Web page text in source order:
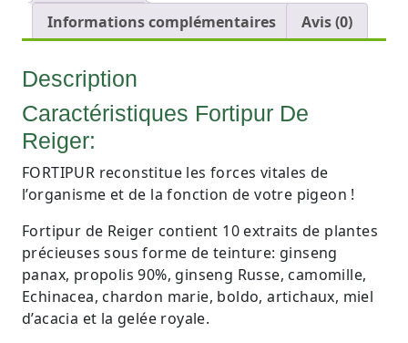
Informations complémentaires
Avis (0)
Description
Caractéristiques Fortipur De
Reiger:
FORTIPUR reconstitue les forces vitales de
l’organisme et de la fonction de votre pigeon !
Fortipur de Reiger contient 10 extraits de plantes
précieuses sous forme de teinture: ginseng
panax, propolis 90%, ginseng Russe, camomille,
Echinacea, chardon marie, boldo, artichaux, miel
d’acacia et la gelée royale.